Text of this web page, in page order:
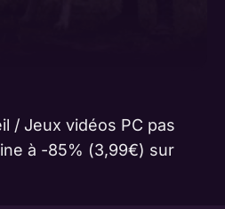
/ Jeux vidéos PC pas
à -85% (3,99€) sur